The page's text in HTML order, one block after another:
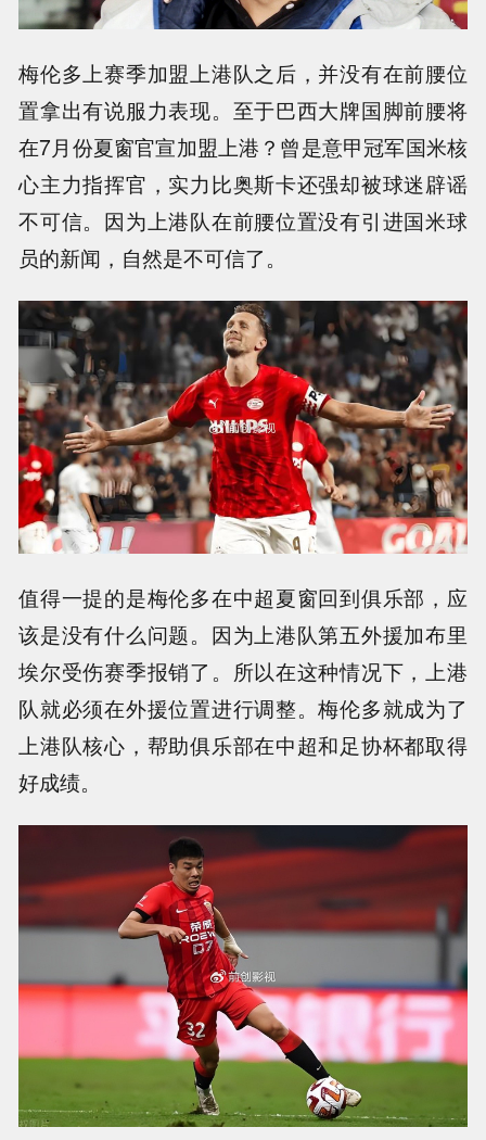
梅伦多上赛季加盟上港队之后，并没有在前腰位
置拿出有说服力表现。至于巴西大牌国脚前腰将
在7月份夏窗官宣加盟上港？曾是意甲冠军国米核
心主力指挥官，实力比奥斯卡还强却被球迷辟谣
不可信。因为上港队在前腰位置没有引进国米球
员的新闻，自然是不可信了。
值得一提的是梅伦多在中超夏窗回到俱乐部，应
该是没有什么问题。因为上港队第五外援加布里
埃尔受伤赛季报销了。所以在这种情况下，上港
队就必须在外援位置进行调整。梅伦多就成为了
上港队核心，帮助俱乐部在中超和足协杯都取得
好成绩。